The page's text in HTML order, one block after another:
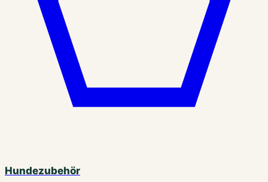
Hundezubehör